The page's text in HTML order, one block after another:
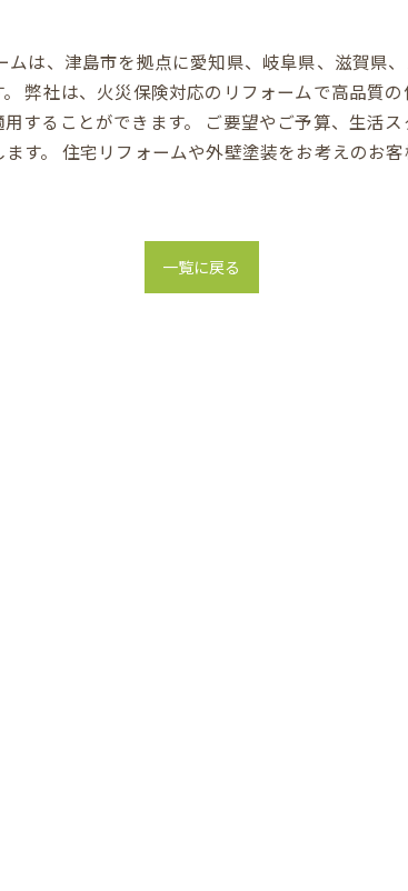
は、津島市を拠点に愛知県、岐阜県、滋賀県
弊社は、火災保険対応のリフォームで高品質
することができます。 ご要望やご予算、生活
す。 住宅リフォームや外壁塗装をお考えのお客
一覧に戻る